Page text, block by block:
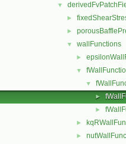
▼
►
►
▼ wallFunctions
►
▼
▼
►
►
►
►